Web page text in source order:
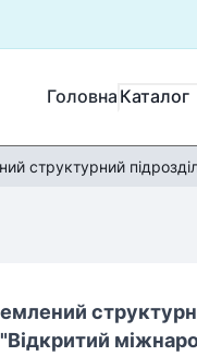
Головна Каталог
структурний
"Відкритий